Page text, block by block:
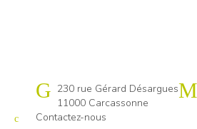
Cap emploi 11
230 rue Gérard Désargues
11000 Carcassonne
Contactez-nous